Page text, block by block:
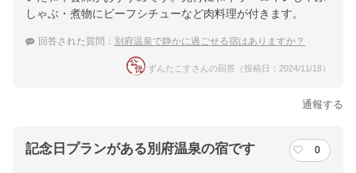
しゃぶ・煮物にビーフシチューなど肉料理が付きます。
回答された質問： 別府温泉で静かに過ごせる宿はありますか？
ずんたこすさんの回答（投稿日：2024/11/18）
通報する
記念日プランがある別府温泉の宿です 0